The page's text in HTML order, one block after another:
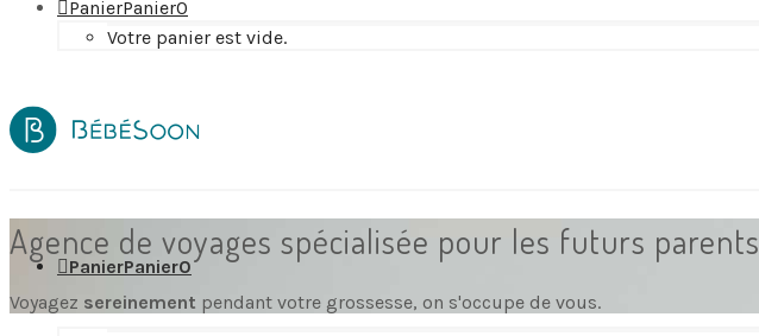
PanierPanier0
Votre panier est vide.
PanierPanier0
Agence de voyages spécialisée pour les futurs parents
Voyagez sereinement pendant votre grossesse, on s'occupe de vous.